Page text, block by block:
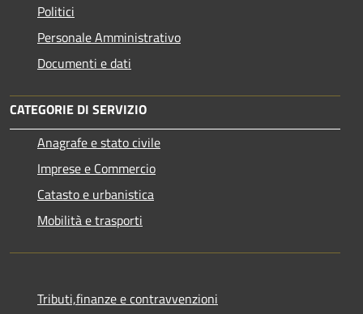
Politici
Personale Amministrativo
Documenti e dati
CATEGORIE DI SERVIZIO
Anagrafe e stato civile
Imprese e Commercio
Catasto e urbanistica
Mobilità e trasporti
Tributi,finanze e contravvenzioni